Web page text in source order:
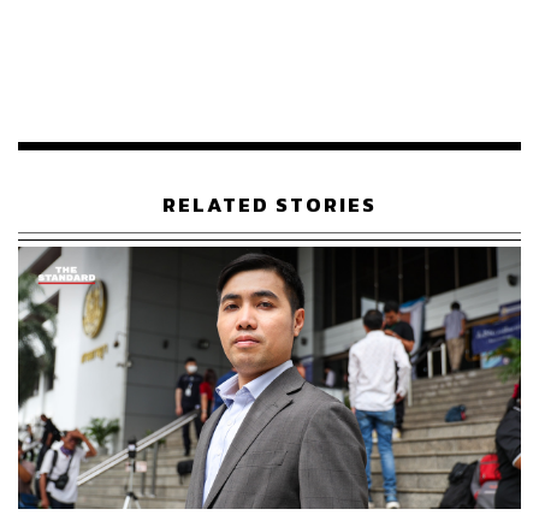
กองบรรณาธิการ THE STANDARD
RELATED STORIES